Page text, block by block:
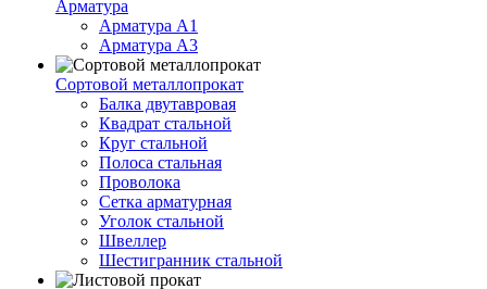
Арматура
Арматура A1
Арматура А3
Сортовой металлопрокат
Балка двутавровая
Квадрат стальной
Круг стальной
Полоса стальная
Проволока
Сетка арматурная
Уголок стальной
Швеллер
Шестигранник стальной